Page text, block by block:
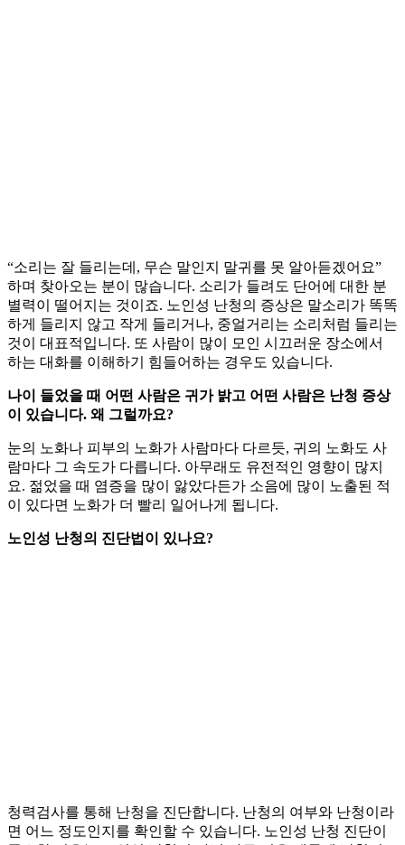
“소리는 잘 들리는데, 무슨 말인지 말귀를 못 알아듣겠어요”
하며 찾아오는 분이 많습니다. 소리가 들려도 단어에 대한 분
별력이 떨어지는 것이죠. 노인성 난청의 증상은 말소리가 똑똑
하게 들리지 않고 작게 들리거나, 중얼거리는 소리처럼 들리는
것이 대표적입니다. 또 사람이 많이 모인 시끄러운 장소에서
하는 대화를 이해하기 힘들어하는 경우도 있습니다.
나이 들었을 때 어떤 사람은 귀가 밝고 어떤 사람은 난청 증상
이 있습니다. 왜 그럴까요?
눈의 노화나 피부의 노화가 사람마다 다르듯, 귀의 노화도 사
람마다 그 속도가 다릅니다. 아무래도 유전적인 영향이 많지
요. 젊었을 때 염증을 많이 앓았다든가 소음에 많이 노출된 적
이 있다면 노화가 더 빨리 일어나게 됩니다.
노인성 난청의 진단법이 있나요?
청력검사를 통해 난청을 진단합니다. 난청의 여부와 난청이라
면 어느 정도인지를 확인할 수 있습니다. 노인성 난청 진단이